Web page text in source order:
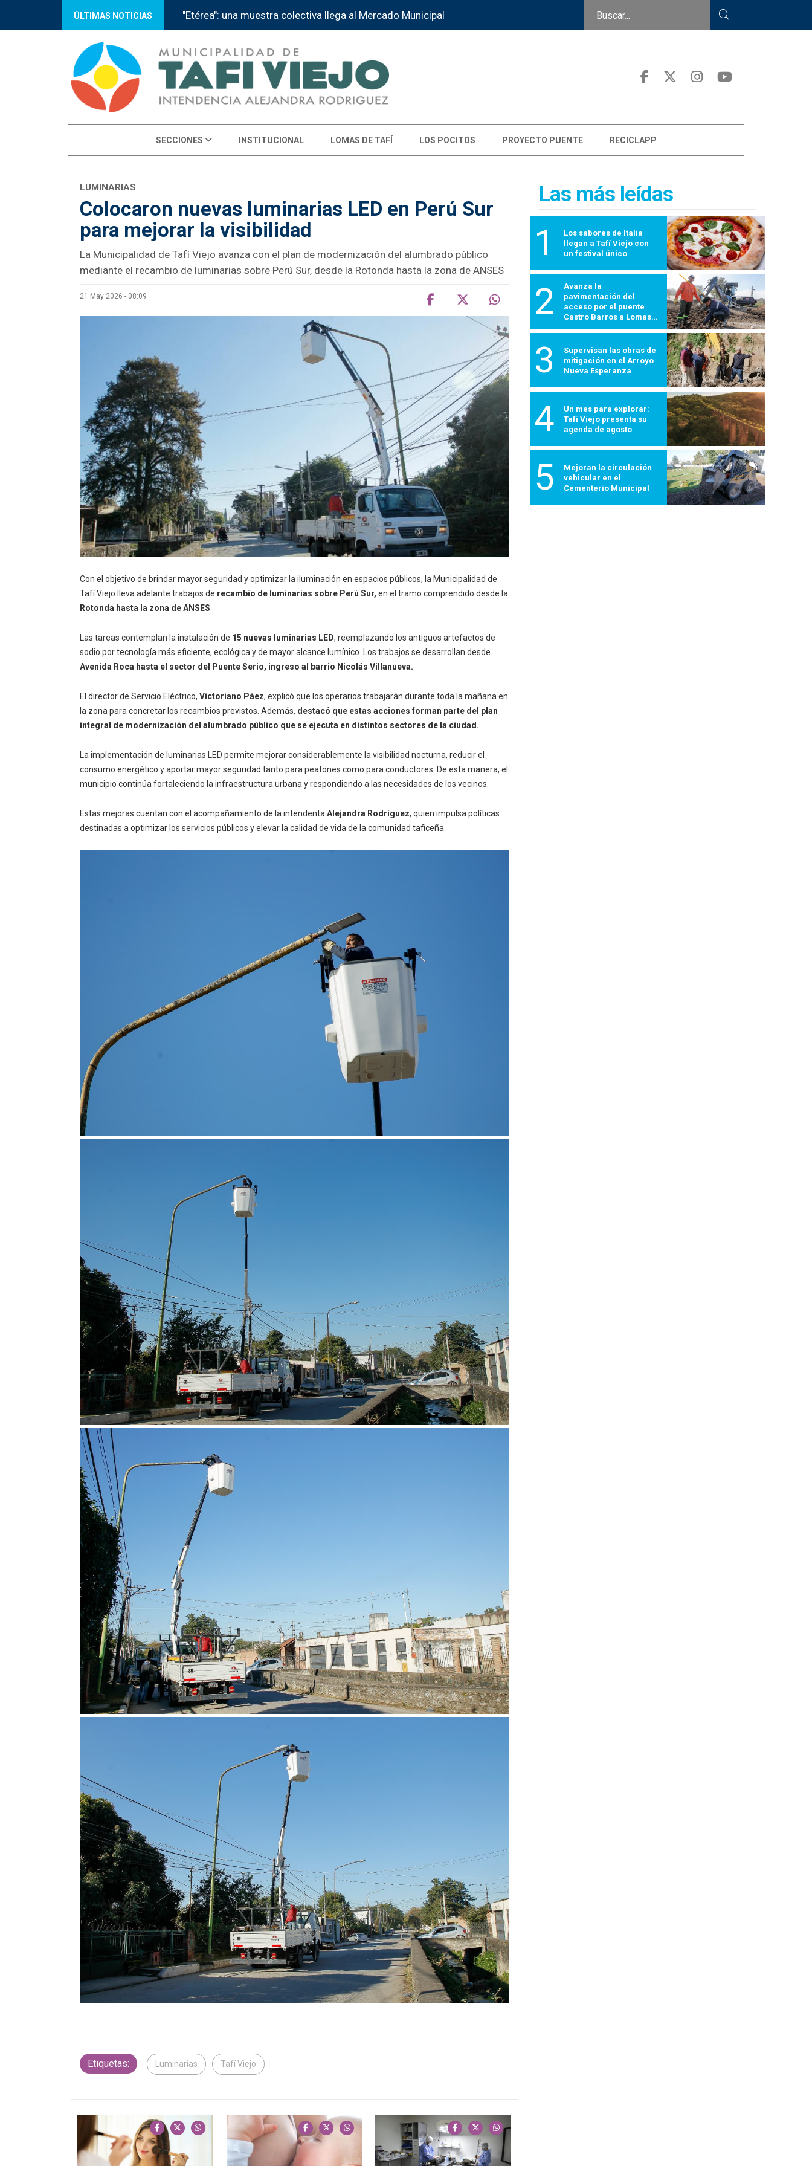
ÚLTIMAS NOTICIAS
llega al Mercado Municipal Tafí Viejo recibe a la Instancia Provincial de la Feria de Educación
SECCIONES INSTITUCIONAL LOMAS DE TAFÍ LOS POCITOS PROYECTO PUENTE RECICLAPP
LUMINARIAS
Colocaron nuevas luminarias LED en Perú Sur
para mejorar la visibilidad
La Municipalidad de Tafí Viejo avanza con el plan de modernización del alumbrado público
mediante el recambio de luminarias sobre Perú Sur, desde la Rotonda hasta la zona de ANSES
21 May 2026 - 08:09
Con el objetivo de brindar mayor seguridad y optimizar la iluminación en espacios públicos, la Municipalidad de
Tafí Viejo lleva adelante trabajos de recambio de luminarias sobre Perú Sur, en el tramo comprendido desde la
Rotonda hasta la zona de ANSES
Las tareas contemplan la instalación de 15 nuevas luminarias LED, reemplazando los antiguos artefactos de
sodio por tecnología más eficiente, ecológica y de mayor alcance lumínico. Los trabajos se desarrollan desde
Avenida Roca hasta el sector del Puente Serio, ingreso al barrio Nicolás Villanueva.
El director de Servicio Eléctrico, Victoriano Páez, explicó que los operarios trabajarán durante toda la mañana en
la zona para concretar los recambios previstos. Además, destacó que estas acciones forman parte del plan
integral de modernización del alumbrado público que se ejecuta en distintos sectores de la ciudad.
La implementación de luminarias LED permite mejorar considerablemente la visibilidad nocturna, reducir el
consumo energético y aportar mayor seguridad tanto para peatones como para conductores. De esta manera, el
municipio continúa fortaleciendo la infraestructura urbana y respondiendo a las necesidades de los vecinos.
Estas mejoras cuentan con el acompañamiento de la intendenta Alejandra Rodríguez, quien impulsa políticas
destinadas a optimizar los servicios públicos y elevar la calidad de vida de la comunidad taficeña.
Etiquetas: Luminarias Tafí Viejo
Las más leídas
1
Los sabores de Italia
llegan a Tafí Viejo con
un festival único
2
Avanza la
pavimentación del
acceso por el puente
Castro Barros a Lomas
600
3
Supervisan las obras de
mitigación en el Arroyo
Nueva Esperanza
4
Un mes para explorar:
Tafí Viejo presenta su
agenda de agosto
5
Mejoran la circulación
vehicular en el
Cementerio Municipal